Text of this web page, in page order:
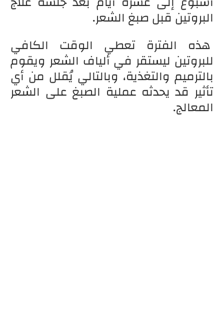
البروتين قبل صبغ الشعر.
هذه الفترة تعطي الوقت الكافي
للبروتين ليستقر في ألياف الشعر ويقوم
بالترميم والتغذية، وبالتالي يُقلل من أي
تأثير قد يحدثه عملية الصبغ على الشعر
المعالج.